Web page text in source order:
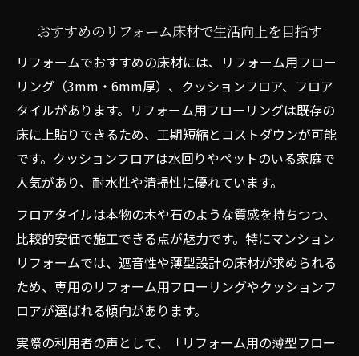
おすすめのリフォーム床材で生活向上を目指す
リフォームでおすすめの床材には、リフォーム用フロー
リング（3mm・6mm厚）、クッションフロア、フロア
タイルがあります。リフォーム用フローリングは既存の
床に上貼りできるため、工期短縮とコストダウンが可能
です。クッションフロアは水回りやペットのいる家庭で
人気があり、耐水性や清掃性に優れています。
フロアタイルは本物の木や石のような質感を持ちつつ、
比較的安価で施工できる点が魅力です。特にマンション
リフォームでは、遮音性や薄型設計の床材が求められる
ため、専用のリフォーム用フローリングやクッションフ
ロアが選ばれる傾向があります。
実際の利用者の声として、「リフォーム用の薄型フロー